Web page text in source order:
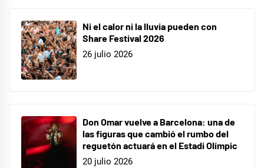
Ni el calor ni la lluvia pueden con
Share Festival 2026
26 julio 2026
Don Omar vuelve a Barcelona: una de
las figuras que cambió el rumbo del
reguetón actuará en el Estadi Olímpic
20 julio 2026